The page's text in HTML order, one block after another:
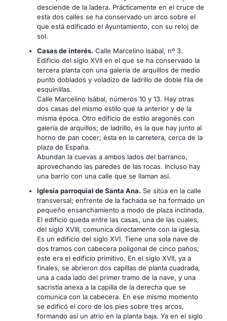
desciende de la ladera. Prácticamente en el cruce de
esta dos calles se ha conservado un arco sobre el
que está edificado el Ayuntamiento, con su reloj de
sol.
Casas de interés. Calle Marcelino Isábal, nº 3.
Edificio del siglo XVII en el que se ha conservado la
tercera planta con una galería de arquillos de medio
punto doblados y voladizo de ladrillo de doble fila de
esquinillas.
Calle Marcelino Isábal, números 10 y 13. Hay otras
dos casas del mismo estilo que la anterior y de la
misma época. Otro edificio de estilo aragonés con
galería de arquillos; de ladrillo, es la que hay junto al
horno de pan cocer; ésta en la carretera, cerca de la
plaza de España.
Abundan la cuevas a ambos lados del barranco,
aprovechando las paredes de las rocas. Incluso hay
una barrio con una calle que se llaman así.
Iglesia parroquial de Santa Ana. Se sitúa en la calle
transversal; enfrente de la fachada se ha formado un
pequeño ensanchamiento a modo de plaza inclinada.
El edificio queda entre las casas, una de las cuales,
del siglo XVIII, comunica directamente con la iglesia.
Es un edificio del siglo XVI. Tiene una sola nave de
dos tramos con cabecera poligonal de cinco paños;
este era el edificio primitivo. En el siglo XVII, ya a
finales, se abrieron dos capillas de planta cuadrada,
una a cada lado del primer tramo de la nave, y una
sacristía anexa a la capilla de la derecha que se
comunica con la cabecera. En ese mismo momento
se edificó el coro de los pies sobre tres arcos,
formando así un atrio en la planta baja. Ya en el siglo